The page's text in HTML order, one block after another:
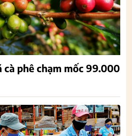
cà phê chạm mốc 99.000